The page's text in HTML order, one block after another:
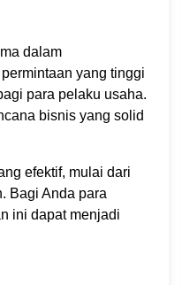
dalam
yang tinggi
para pelaku usaha.
bisnis yang solid
efektif, mulai dari
Bagi Anda para
ini dapat menjadi